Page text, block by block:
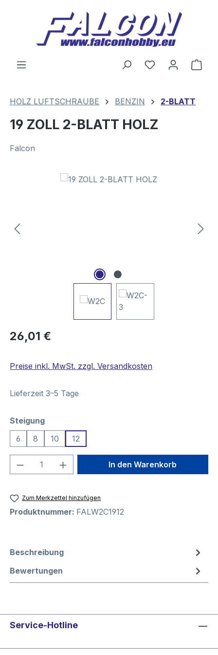
Zum Hauptinhalt springen
Du hast 0
HOLZ LUFTSCHRAUBE BENZIN 2-BLATT
19 ZOLL 2-BLATT HOLZ
Falcon
Bildergalerie überspringen
Regulärer Preis:
26,01 €
Preise inkl. MwSt. zzgl. Versandkosten
Lieferzeit 3–5 Tage
Steigungauswählen
6
8 10 12
Produkt Anzahl: Gib denIn den Warenkorb
Zum Merkzettel hinzufügen
Produktnummer: FALW2C1912
Beschreibung
Bewertungen
Service-Hotline